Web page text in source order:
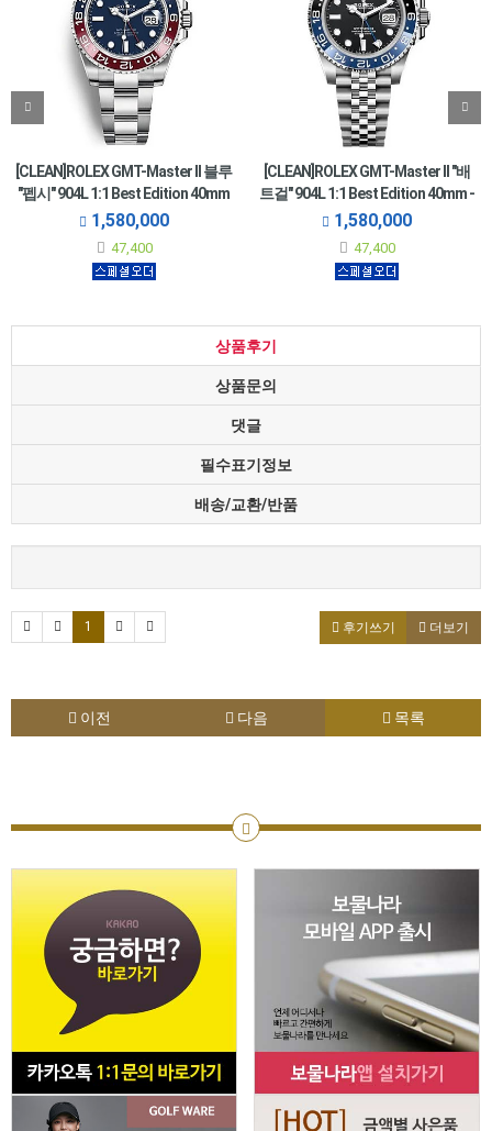
[CLEAN]ROLEX GMT-Master II 블루
"펩시" 904L 1:1 Best Edition 40mm
- 126719BLRO-0003
1,580,000
47,400
[CLEAN]ROLEX GMT-Master II "배
트걸" 904L 1:1 Best Edition 40mm -
126710BLNR-0002
1,580,000
47,400
상품후기
상품문의
댓글
필수표기정보
배송/교환/반품
1 후기쓰기 더보기
이전 다음 목록